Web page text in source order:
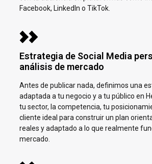
Facebook, LinkedIn o TikTok.
Estrategia de Social Media
análisis de mercado
Antes de publicar nada, definimos una
adaptada a tu negocio y a tu público en
tu sector, la competencia, tu
cliente ideal para construir un plan
reales y adaptado a lo que realmente
mercado.